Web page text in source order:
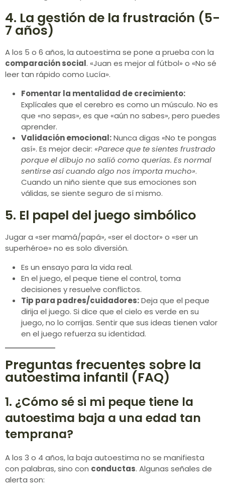
4. La gestión de la frustración (5-
7 años)
A los 5 o 6 años, la autoestima se pone a prueba con la
comparación social. «Juan es mejor al fútbol» o «No sé
leer tan rápido como Lucía».
Fomentar la mentalidad de crecimiento:
Explícales que el cerebro es como un músculo. No es
que «no sepas», es que «aún no sabes», pero puedes
aprender.
Validación emocional:Nunca digas «No te pongas
así». Es mejor decir: «Parece que te sientes frustrado
porque el dibujo no salió como querías. Es normal
sentirse así cuando algo nos importa mucho».
Cuando un niño siente que sus emociones son
válidas, se siente seguro de sí mismo.
5. El papel del juego simbólico
Jugar a «ser mamá/papá», «ser el doctor» o «ser un
superhéroe» no es solo diversión.
Es un ensayo para la vida real.
En el juego, el peque tiene el control, toma
decisiones y resuelve conflictos.
Tip para padres/cuidadores:Deja que el peque
dirija el juego. Si dice que el cielo es verde en su
juego, no lo corrijas. Sentir que sus ideas tienen valor
en el juego refuerza su identidad.
Preguntas frecuentes sobre la
autoestima infantil (FAQ)
1. ¿Cómo sé si mi peque tiene la
autoestima baja a una edad tan
temprana?
A los 3 o 4 años, la baja autoestima no se manifiesta
con palabras, sino con conductas. Algunas señales de
alerta son: